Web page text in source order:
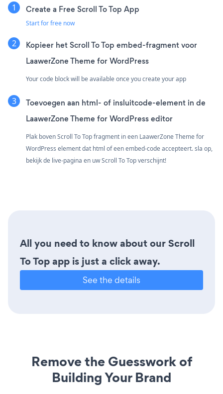
Create a Free Scroll To Top App
Start for free now
Kopieer het Scroll To Top embed-fragment voor
LaawerZone Theme for WordPress
Your code block will be available once you create your app
Toevoegen aan html- of insluitcode-element in de
LaawerZone Theme for WordPress editor
Plak boven Scroll To Top fragment in een LaawerZone Theme for
WordPress element dat html of een embed-code accepteert. sla op,
bekijk de live-pagina en uw Scroll To Top verschijnt!
All you need to know about our Scroll
To Top app is just a click away.
See the details
Remove the Guesswork of
Building Your Brand